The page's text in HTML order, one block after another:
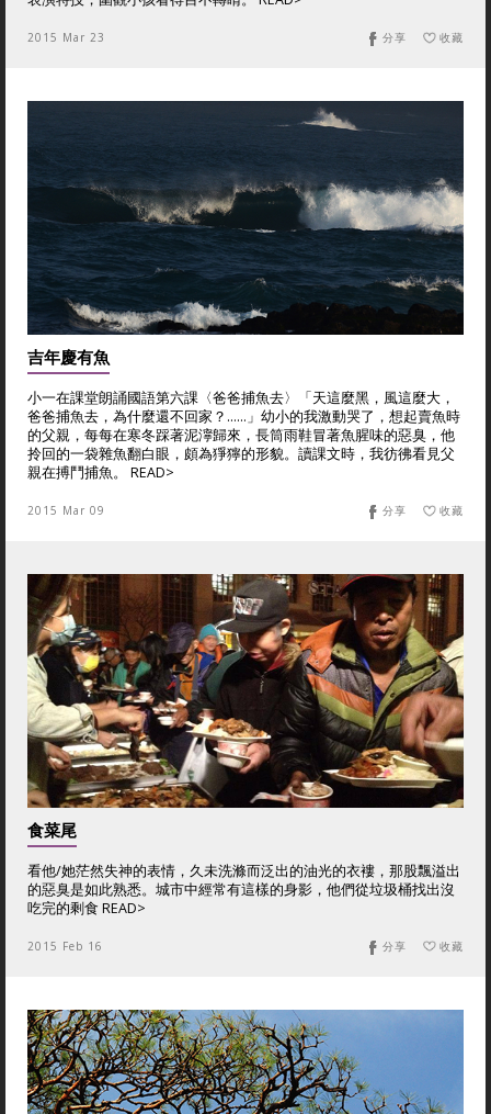
2015 Mar 23 收藏
分享
吉年慶有魚
小一在課堂朗誦國語第六課〈爸爸捕魚去〉「天這麼黑，風這麼大，
爸爸捕魚去，為什麼還不回家？……」幼小的我激動哭了，想起賣魚時
的父親，每每在寒冬踩著泥濘歸來，長筒雨鞋冒著魚腥味的惡臭，他
拎回的一袋雜魚翻白眼，頗為猙獰的形貌。讀課文時，我彷彿看見父
親在搏鬥捕魚。 READ>
2015 Mar 09 收藏
分享
食菜尾
看他/她茫然失神的表情，久未洗滌而泛出的油光的衣褸，那股飄溢出
的惡臭是如此熟悉。城市中經常有這樣的身影，他們從垃圾桶找出沒
吃完的剩食 READ>
2015 Feb 16 收藏
分享